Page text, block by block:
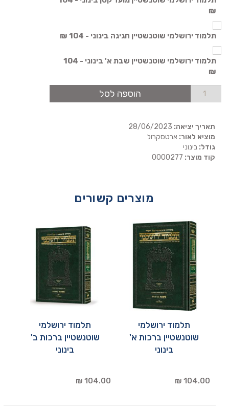
₪
תלמוד ירושלמי שוטנשטיין חגיגה בינוני - 104 ₪
תלמוד ירושלמי שוטנשטיין שבת א' בינוני - 104
₪
הוספה לסל
תאריך יציאה:
מוציא לאור: ארטסקרול
גודל: בינוני
קוד מוצר:
מוצרים קשורים
תלמוד ירושלמי
שוטנשטיין ברכות א'
בינוני
104.00 ₪
תלמוד ירושלמי
שוטנשטיין ברכות ב'
בינוני
104.00 ₪